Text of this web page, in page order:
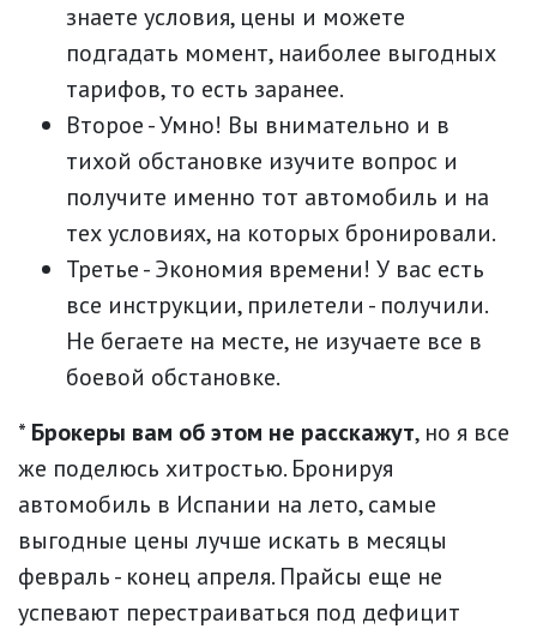
знаете условия, цены и можете
подгадать момент, наиболее выгодных
тарифов, то есть заранее.
Второе - Умно! Вы внимательно и в
тихой обстановке изучите вопрос и
получите именно тот автомобиль и на
тех условиях, на которых бронировали.
Третье - Экономия времени! У вас есть
все инструкции, прилетели - получили.
Не бегаете на месте, не изучаете все в
боевой обстановке.
* Брокеры вам об этом не расскажут, но я все
же поделюсь хитростью. Бронируя
автомобиль в Испании на лето, самые
выгодные цены лучше искать в месяцы
февраль - конец апреля. Прайсы еще не
успевают перестраиваться под дефицит